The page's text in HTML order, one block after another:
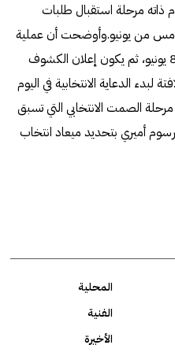
في اليوم ذاته مرحلة استقبال طلبات
من يونيو.وأوضحت أن عملية
الفصل في الطعون تبدأ 29 مايو حتى 8 يونيو، ثم يكون إعلان الكشوف
بتاريخ 11 يونيو، لافتة لبدء الدعاية الانتخابية في اليوم
الصمت الانتخابي التي تسبق
أميري بتحديد ميعاد انتخاب
المحلية
الفنية
الأخيرة